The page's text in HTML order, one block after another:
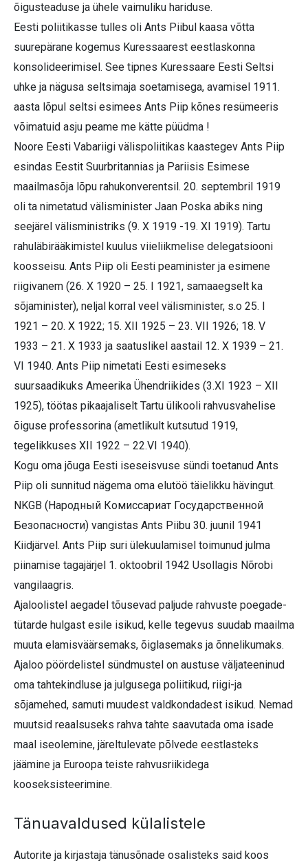
õigusteaduse ja ühele vaimuliku hariduse.
Eesti poliitikasse tulles oli Ants Piibul kaasa võtta
suurepärane kogemus Kuressaarest eestlaskonna
konsolideerimisel. See tipnes Kuressaare Eesti Seltsi
uhke ja nägusa seltsimaja soetamisega, avamisel 1911.
aasta lõpul seltsi esimees Ants Piip kõnes resümeeris
võimatuid asju peame me kätte püüdma !
Noore Eesti Vabariigi välispoliitikas kaastegev Ants Piip
esindas Eestit Suurbritannias ja Pariisis Esimese
maailmasõja lõpu rahukonverentsil. 20. septembril 1919
oli ta nimetatud välisminister Jaan Poska abiks ning
seejärel välisministriks (9. X 1919 -19. XI 1919). Tartu
rahuläbirääkimistel kuulus viieliikmelise delegatsiooni
koosseisu. Ants Piip oli Eesti peaminister ja esimene
riigivanem (26. X 1920 – 25. I 1921, samaaegselt ka
sõjaminister), neljal korral veel välisminister, s.o 25. I
1921 – 20. X 1922; 15. XII 1925 – 23. VII 1926; 18. V
1933 – 21. X 1933 ja saatuslikel aastail 12. X 1939 – 21.
VI 1940. Ants Piip nimetati Eesti esimeseks
suursaadikuks Ameerika Ühendriikides (3.XI 1923 – XII
1925), töötas pikaajaliselt Tartu ülikooli rahvusvahelise
õiguse professorina (ametlikult kutsutud 1919,
tegelikkuses XII 1922 – 22.VI 1940).
Kogu oma jõuga Eesti iseseisvuse sündi toetanud Ants
Piip oli sunnitud nägema oma elutöö täielikku hävingut.
NKGB (Народный Комиссариат Государственной
Безопасности) vangistas Ants Piibu 30. juunil 1941
Kiidjärvel. Ants Piip suri ülekuulamisel toimunud julma
piinamise tagajärjel 1. oktoobril 1942 Usollagis Nõrobi
vangilaagris.
Ajaloolistel aegadel tõusevad paljude rahvuste poegade-
tütarde hulgast esile isikud, kelle tegevus suudab maailma
muuta elamisväärsemaks, õiglasemaks ja õnnelikumaks.
Ajaloo pöördelistel sündmustel on austuse väljateeninud
oma tahtekindluse ja julgusega poliitikud, riigi-ja
sõjamehed, samuti muudest valdkondadest isikud. Nemad
muutsid reaalsuseks rahva tahte saavutada oma isade
maal iseolemine, järeltulevate põlvede eestlasteks
jäämine ja Euroopa teiste rahvusriikidega
kooseksisteerimine.
Tänuavaldused külalistele
Autorite ja kirjastaja tänusõnade osalisteks said koos